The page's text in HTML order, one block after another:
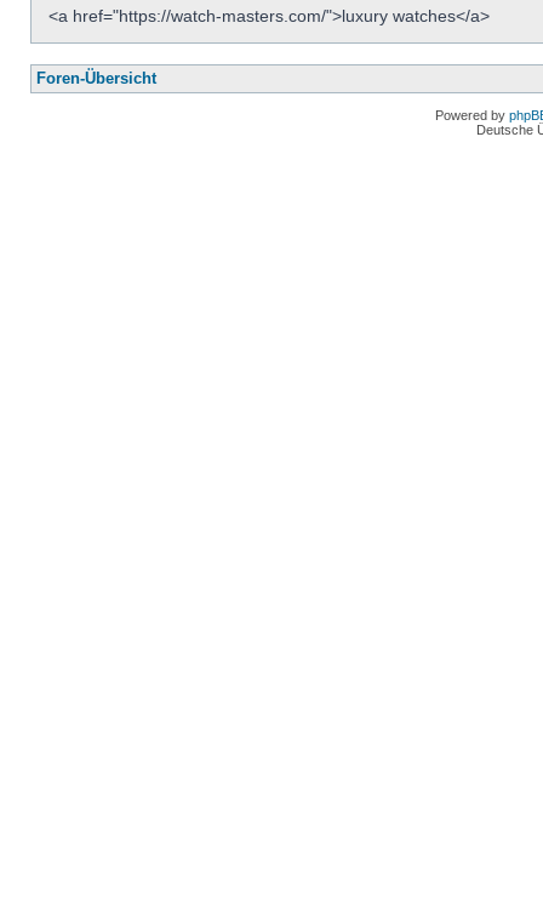
<a href="https://watch-masters.com/">luxury watches</a>
Foren-Übersicht
Powered by
Deutsche